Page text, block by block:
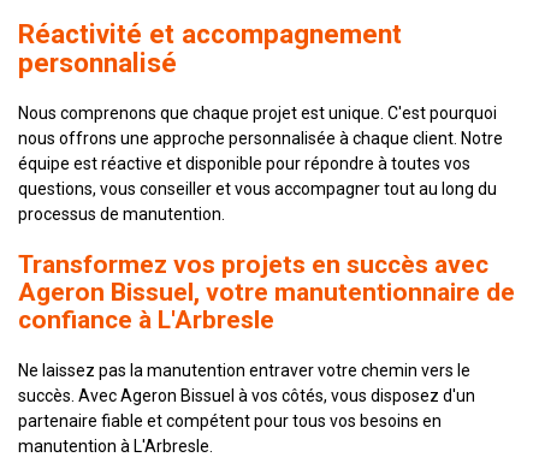
Réactivité et accompagnement
personnalisé
Nous comprenons que chaque projet est unique. C'est pourquoi
nous offrons une approche personnalisée à chaque client. Notre
équipe est réactive et disponible pour répondre à toutes vos
questions, vous conseiller et vous accompagner tout au long du
processus de manutention.
Transformez vos projets en succès avec
Ageron Bissuel, votre manutentionnaire de
confiance à L'Arbresle
Ne laissez pas la manutention entraver votre chemin vers le
succès. Avec Ageron Bissuel à vos côtés, vous disposez d'un
partenaire fiable et compétent pour tous vos besoins en
manutention à L'Arbresle.